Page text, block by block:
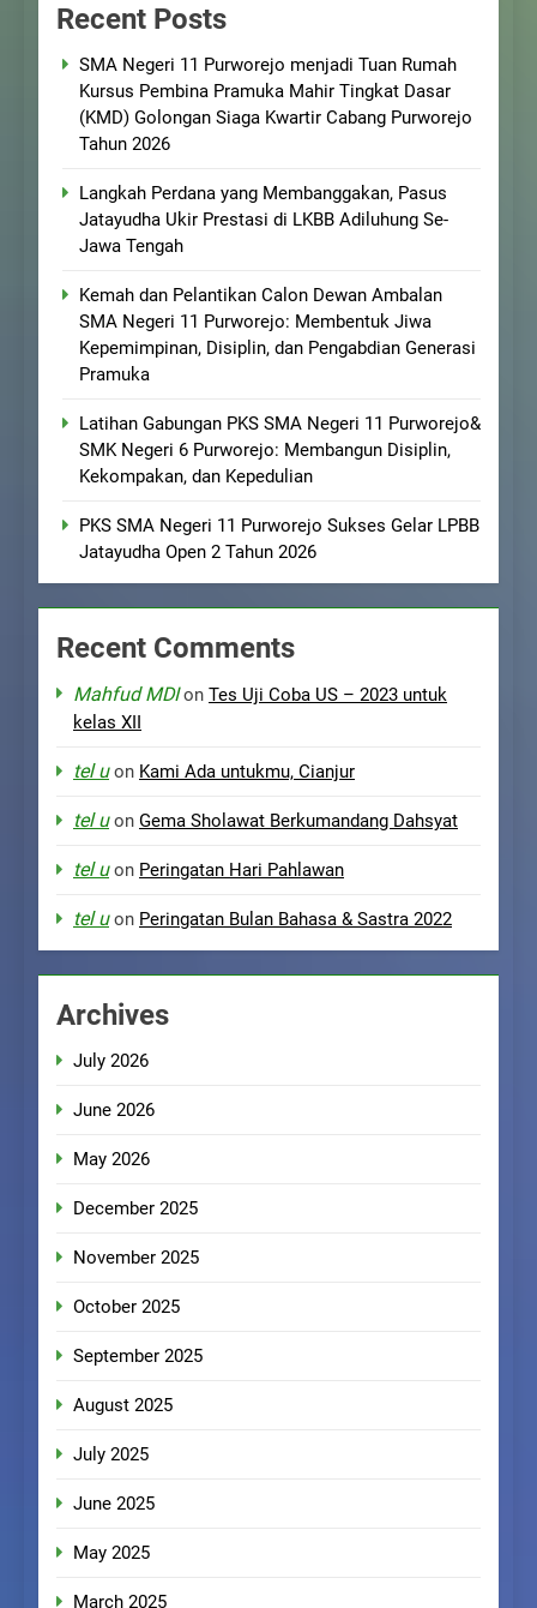
Recent Posts
SMA Negeri 11 Purworejo menjadi Tuan Rumah
Kursus Pembina Pramuka Mahir Tingkat Dasar
(KMD) Golongan Siaga Kwartir Cabang Purworejo
Tahun 2026
Langkah Perdana yang Membanggakan, Pasus
Jatayudha Ukir Prestasi di LKBB Adiluhung Se-
Jawa Tengah
Kemah dan Pelantikan Calon Dewan Ambalan
SMA Negeri 11 Purworejo: Membentuk Jiwa
Kepemimpinan, Disiplin, dan Pengabdian Generasi
Pramuka
Latihan Gabungan PKS SMA Negeri 11 Purworejo&
SMK Negeri 6 Purworejo: Membangun Disiplin,
Kekompakan, dan Kepedulian
PKS SMA Negeri 11 Purworejo Sukses Gelar LPBB
Jatayudha Open 2 Tahun 2026
Recent Comments
Mahfud MDIon Tes Uji Coba US – 2023 untuk
kelas XII
tel uon Kami Ada untukmu, Cianjur
tel uon Gema Sholawat Berkumandang Dahsyat
tel uon Peringatan Hari Pahlawan
tel uon Peringatan Bulan Bahasa & Sastra 2022
Archives
July 2026
June 2026
May 2026
December 2025
November 2025
October 2025
September 2025
August 2025
July 2025
June 2025
May 2025
March 2025